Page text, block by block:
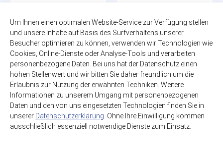
Original
12 x 0,50l
zzgl. 3,30€ Pfand
Glas-MEHRWEG
14,49€
(2,42€ / Liter)
24 x 0,20l
zzgl. 5,10€ Pfand
Glas-MEHRWEG
19,49€
(4,06€ / Liter)
Um Ihnen einen optimalen Website-Service zur Verfügung stellen
und unsere Inhalte auf Basis des Surfverhaltens unserer
Besucher optimieren zu können, verwenden wir Technologien wie
Cookies, Online-Dienste oder Analyse-Tools und verarbeiten
personenbezogene Daten. Bei uns hat der Datenschutz einen
hohen Stellenwert und wir bitten Sie daher freundlich um die
Erlaubnis zur Nutzung der erwähnten Techniken. Weitere
Informationen zu unserem Umgang mit personenbezogenen
Daten und den von uns eingesetzten Technologien finden Sie in
unserer Datenschutzerklärung . Ohne Ihre Einwilligung kommen
ausschließlich essenziell notwendige Dienste zum Einsatz.